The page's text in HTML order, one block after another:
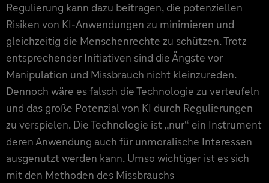
Regulierung kann dazu beitragen, die potenziellen
Risiken von KI-Anwendungen zu minimieren und
gleichzeitig die Menschenrechte zu schützen. Trotz
entsprechender Initiativen sind die Ängste vor
Manipulation und Missbrauch nicht kleinzureden.
Dennoch wäre es falsch die Technologie zu verteufeln
und das große Potenzial von KI durch Regulierungen
zu verspielen. Die Technologie ist „nur“ ein Instrument
deren Anwendung auch für unmoralische Interessen
ausgenutzt werden kann. Umso wichtiger ist es sich
mit den Methoden des Missbrauchs